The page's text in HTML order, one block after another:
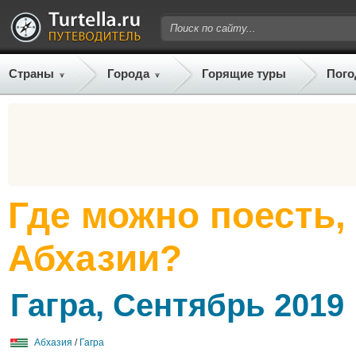
Страны Города Горящие туры
Где можно
Абхазии?
Гагра, Сентябрь 2019
Абхазия / Гагра